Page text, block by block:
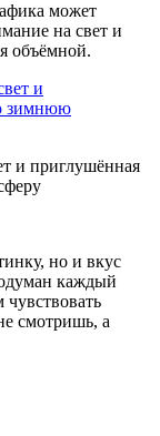
может
на свет и
объёмной.
и приглушённая
но и вкус
каждый
смотришь, а